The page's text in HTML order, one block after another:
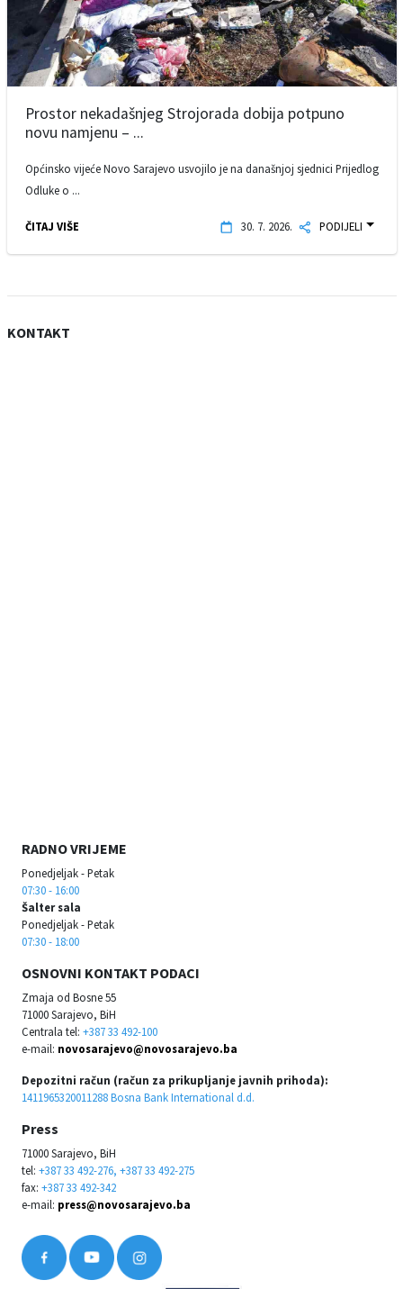
Prostor nekadašnjeg Strojorada dobija potpuno
novu namjenu – ...
Općinsko vijeće Novo Sarajevo usvojilo je na današnjoj sjednici Prijedlog
Odluke o ...
ČITAJ VIŠE 30. 7. 2026. PODIJELI
KONTAKT
RADNO VRIJEME
Ponedjeljak - Petak
07:30 - 16:00
Šalter sala
Ponedjeljak - Petak
07:30 - 18:00
OSNOVNI KONTAKT PODACI
Zmaja od Bosne 55
71000 Sarajevo, BiH
Centrala tel: +387 33 492-100
e-mail: novosarajevo@novosarajevo.ba
Depozitni račun (račun za prikupljanje javnih prihoda):
1411965320011288 Bosna Bank International d.d.
Press
71000 Sarajevo, BiH
tel: +387 33 492-276, +387 33 492-275
fax: +387 33 492-342
e-mail: press@novosarajevo.ba